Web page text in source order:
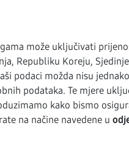
može uključivati
Republiku Koreju,
podaci možda nisu
podataka. Te mjere
kako bismo
na načine navedene u